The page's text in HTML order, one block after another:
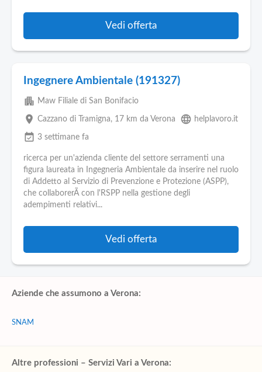
Vedi offerta
Ingegnere Ambientale (191327)
apartment Maw Filiale di San Bonifacio
place Cazzano di Tramigna, 17 km da Verona language helplavoro.it
event_available 3 settimane fa
ricerca per un'azienda cliente del settore serramenti una
figura laureata in Ingegneria Ambientale da inserire nel ruolo
di Addetto al Servizio di Prevenzione e Protezione (ASPP),
che collaborerÃ con l'RSPP nella gestione degli
adempimenti relativi...
Vedi offerta
Aziende che assumono a Verona:
SNAM
Altre professioni – Servizi Vari a Verona: